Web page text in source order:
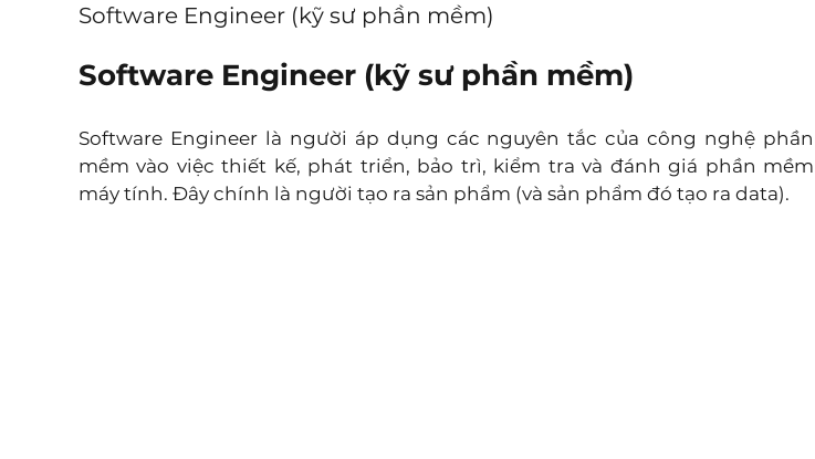
Software Engineer (kỹ sư phần mềm)
Software Engineer (kỹ sư phần mềm)
Software Engineer là người áp dụng các nguyên tắc của công nghệ phần
mềm vào việc thiết kế, phát triển, bảo trì, kiểm tra và đánh giá phần mềm
máy tính. Đây chính là người tạo ra sản phẩm (và sản phẩm đó tạo ra data).